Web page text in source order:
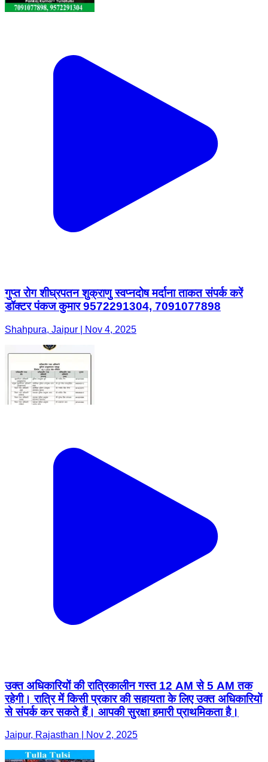
गुप्त रोग शीघ्रपतन शुक्राणु स्वप्नदोष मर्दाना ताकत संपर्क करें
डॉक्टर पंकज कुमार 9572291304, 7091077898
Shahpura, Jaipur | Nov 4, 2025
उक्त अधिकारियों की रात्रिकालीन गस्त 12 AM से 5 AM तक
रहेगी। रात्रि में किसी प्रकार की सहायता के लिए उक्त अधिकारियों
से संपर्क कर सकते हैं। आपकी सुरक्षा हमारी प्राथमिकता है।
Jaipur, Rajasthan | Nov 2, 2025